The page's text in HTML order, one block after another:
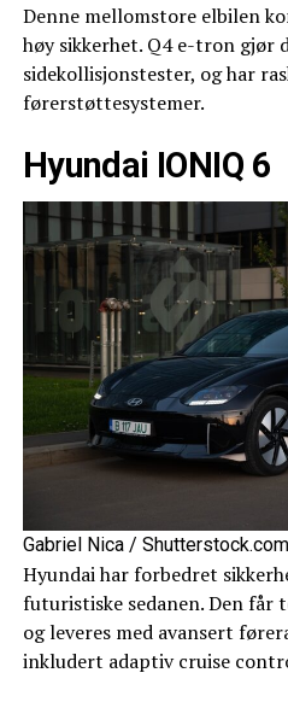
Denne mellomstore elbilen
høy sikkerhet. Q4 e-tron gjør
sidekollisjonstester, og har
førerstøttesystemer.
Hyundai IONIQ 6
Gabriel Nica / Shutterstock.com
Hyundai har forbedret
futuristiske sedanen. Den får
og leveres med avansert
inkludert adaptiv cruise